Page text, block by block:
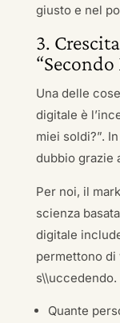
giusto e nel
3.
“Secondo
Una delle
digitale è
miei soldi?”.
dubbio grazie
Per noi, il
scienza
digitale
permettono di
s\\uccedendo.
Quante